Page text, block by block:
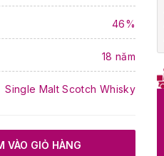
46%
18 năm
Single Malt Scotch Whisky
VÀO GIỎ HÀNG